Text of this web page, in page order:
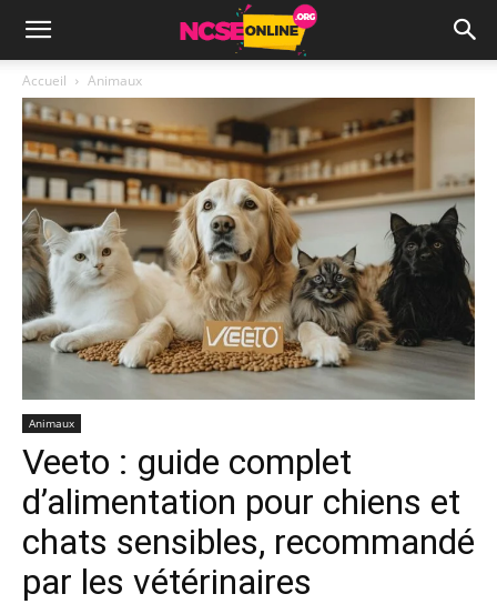
Accueil Animaux
Animaux
Veeto : guide complet
d’alimentation pour chiens et
chats sensibles, recommandé
par les vétérinaires